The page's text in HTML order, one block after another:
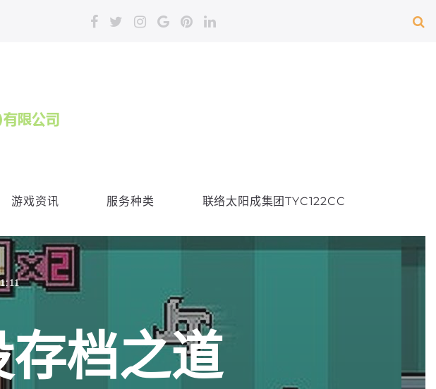
游戏资讯 服务种类 联络太阳成集团TYC122CC
档之道